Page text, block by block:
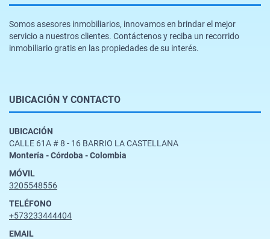
Somos asesores inmobiliarios, innovamos en brindar el mejor
servicio a nuestros clientes. Contáctenos y reciba un recorrido
inmobiliario gratis en las propiedades de su interés.
UBICACIÓN Y CONTACTO
UBICACIÓN
CALLE 61A # 8 - 16 BARRIO LA CASTELLANA
Montería - Córdoba - Colombia
MÓVIL
3205548556
TELÉFONO
+573233444404
EMAIL